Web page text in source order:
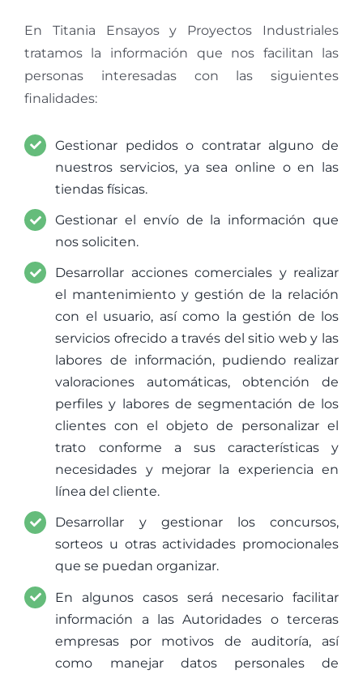
En Titania Ensayos y Proyectos Industriales
tratamos la información que nos facilitan las
personas interesadas con las siguientes
finalidades:
Gestionar pedidos o contratar alguno de
nuestros servicios, ya sea online o en las
tiendas físicas.
Gestionar el envío de la información que
nos soliciten.
Desarrollar acciones comerciales y realizar
el mantenimiento y gestión de la relación
con el usuario, así como la gestión de los
servicios ofrecido a través del sitio web y las
labores de información, pudiendo realizar
valoraciones automáticas, obtención de
perfiles y labores de segmentación de los
clientes con el objeto de personalizar el
trato conforme a sus características y
necesidades y mejorar la experiencia en
línea del cliente.
Desarrollar y gestionar los concursos,
sorteos u otras actividades promocionales
que se puedan organizar.
En algunos casos será necesario facilitar
información a las Autoridades o terceras
empresas por motivos de auditoría, así
como manejar datos personales de